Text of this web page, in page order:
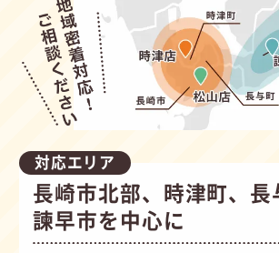
対応エリア
長崎市北部、時津町、長
諫早市を中心に